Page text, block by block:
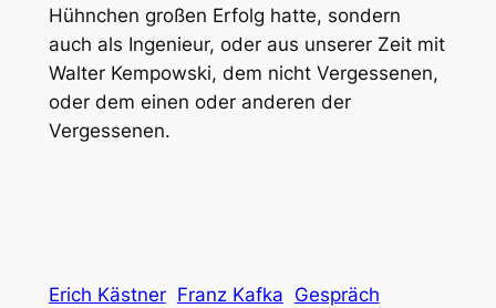
Hühnchen großen Erfolg hatte, sondern
auch als Ingenieur, oder aus unserer Zeit mit
Walter Kempowski, dem nicht Vergessenen,
oder dem einen oder anderen der
Vergessenen.
Erich Kästner Franz Kafka Gespräch